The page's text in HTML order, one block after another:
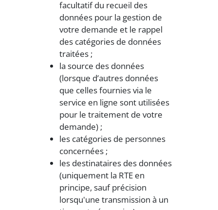
facultatif du recueil des
données pour la gestion de
votre demande et le rappel
des catégories de données
traitées ;
la source des données
(lorsque d’autres données
que celles fournies via le
service en ligne sont utilisées
pour le traitement de votre
demande) ;
les catégories de personnes
concernées ;
les destinataires des données
(uniquement la RTE en
principe, sauf précision
lorsqu'une transmission à un